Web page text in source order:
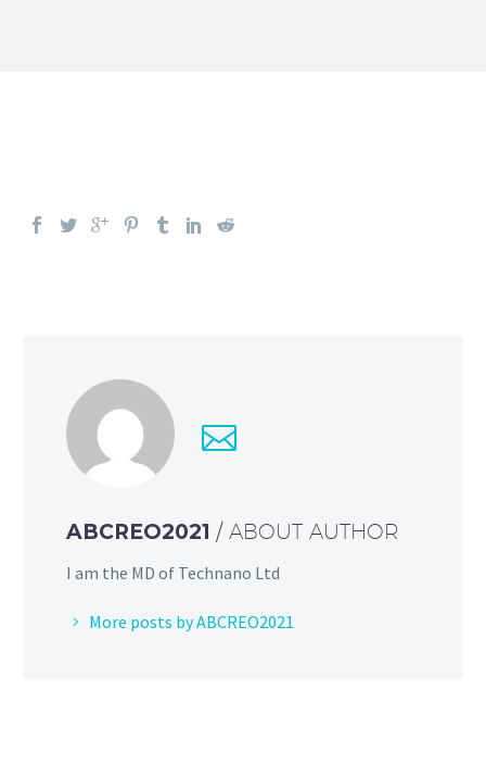
ABCREO2021 / ABOUT AUTHOR
I am the MD of Technano Ltd
More posts by ABCREO2021